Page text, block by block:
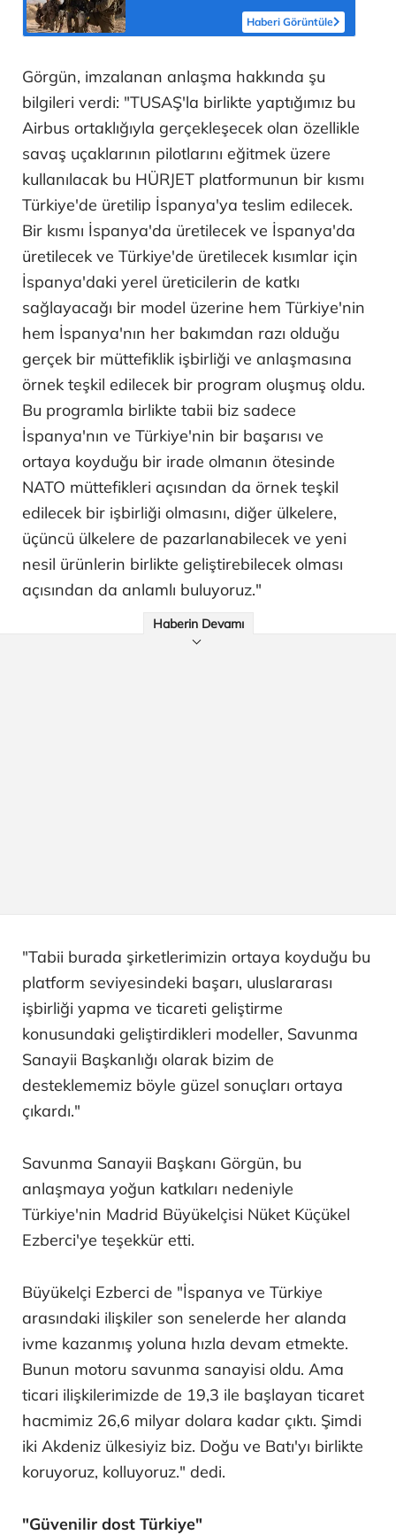
Haberi Görüntüle
Görgün, imzalanan anlaşma hakkında şu
bilgileri verdi: "TUSAŞ'la birlikte yaptığımız bu
Airbus ortaklığıyla gerçekleşecek olan özellikle
savaş uçaklarının pilotlarını eğitmek üzere
kullanılacak bu HÜRJET platformunun bir kısmı
Türkiye'de üretilip İspanya'ya teslim edilecek.
Bir kısmı İspanya'da üretilecek ve İspanya'da
üretilecek ve Türkiye'de üretilecek kısımlar için
İspanya'daki yerel üreticilerin de katkı
sağlayacağı bir model üzerine hem Türkiye'nin
hem İspanya'nın her bakımdan razı olduğu
gerçek bir müttefiklik işbirliği ve anlaşmasına
örnek teşkil edilecek bir program oluşmuş oldu.
Bu programla birlikte tabii biz sadece
İspanya'nın ve Türkiye'nin bir başarısı ve
ortaya koyduğu bir irade olmanın ötesinde
NATO müttefikleri açısından da örnek teşkil
edilecek bir işbirliği olmasını, diğer ülkelere,
üçüncü ülkelere de pazarlanabilecek ve yeni
nesil ürünlerin birlikte geliştirebilecek olması
açısından da anlamlı buluyoruz."
Haberin Devamı
"Tabii burada şirketlerimizin ortaya koyduğu bu
platform seviyesindeki başarı, uluslararası
işbirliği yapma ve ticareti geliştirme
konusundaki geliştirdikleri modeller, Savunma
Sanayii Başkanlığı olarak bizim de
desteklememiz böyle güzel sonuçları ortaya
çıkardı."
Savunma Sanayii Başkanı Görgün, bu
anlaşmaya yoğun katkıları nedeniyle
Türkiye'nin Madrid Büyükelçisi Nüket Küçükel
Ezberci'ye teşekkür etti.
Büyükelçi Ezberci de "İspanya ve Türkiye
arasındaki ilişkiler son senelerde her alanda
ivme kazanmış yoluna hızla devam etmekte.
Bunun motoru savunma sanayisi oldu. Ama
ticari ilişkilerimizde de 19,3 ile başlayan ticaret
hacmimiz 26,6 milyar dolara kadar çıktı. Şimdi
iki Akdeniz ülkesiyiz biz. Doğu ve Batı'yı birlikte
koruyoruz, kolluyoruz." dedi.
"Güvenilir dost Türkiye"